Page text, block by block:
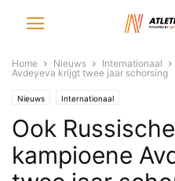
Home Nieuws Internationaal
Avdeyeva krijgt twee jaar schorsing
Nieuws Internationaal
Ook
kampioene